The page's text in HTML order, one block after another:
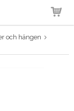
i
och hängen